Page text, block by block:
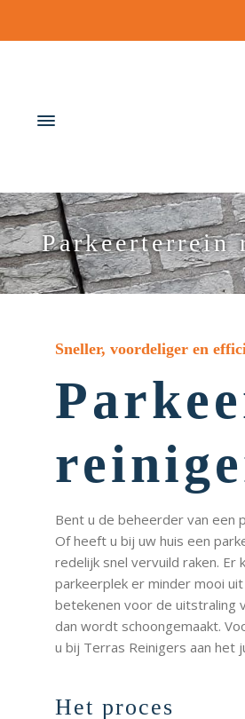
Parkeerterrein
Sneller, voordeliger en
Bent u de beheerder van een
Of heeft u bij uw huis een
redelijk snel vervuild raken. Er
parkeerplek er minder mooi
betekenen voor de uitstraling
dan wordt schoongemaakt.
u bij Terras Reinigers aan het
Het proces